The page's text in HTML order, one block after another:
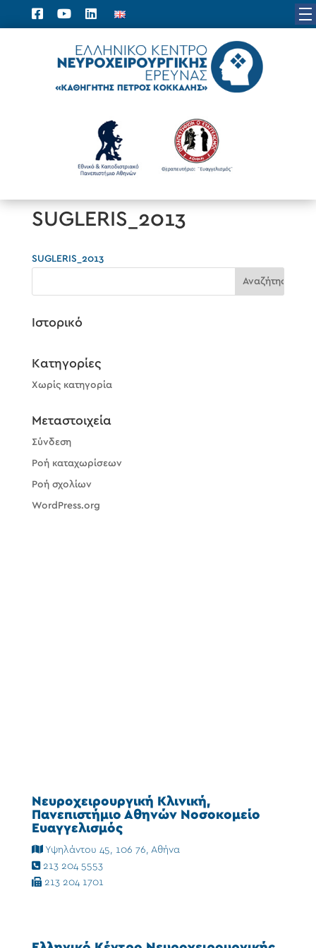
SUGLERIS_2013
SUGLERIS_2013
Ιστορικό
Kατηγορίες
Χωρίς κατηγορία
Μεταστοιχεία
Σύνδεση
Ροή καταχωρίσεων
Ροή σχολίων
WordPress.org
Νευροχειρουργική Κλινική,
Πανεπιστήμιο Αθηνών Νοσοκομείο
Ευαγγελισμός
Υψηλάντου 45, 106 76, Αθήνα
213 204 5553
213 204 1701